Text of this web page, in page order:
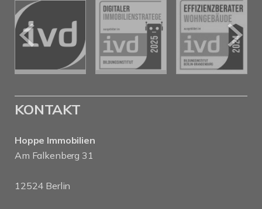
KONTAKT
Hoppe Immobilien
Am Falkenberg 31
12524 Berlin